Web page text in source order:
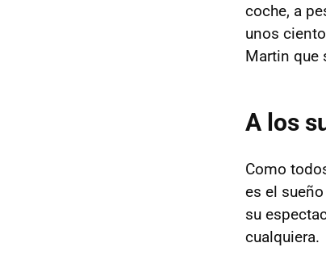
coche, a
unos
Martin que
A los
Como
es el
su
cualquiera.